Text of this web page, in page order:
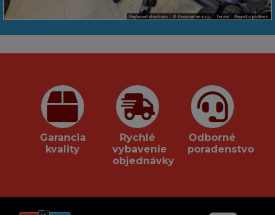
Garancia
kvality
Rychlé
vybavenie
objednávky
Odborné
poradenstvo